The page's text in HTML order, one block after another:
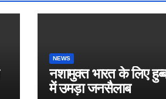
NEWS
नशामुक्त भारत के लिए
में उमड़ा जनसैलाब